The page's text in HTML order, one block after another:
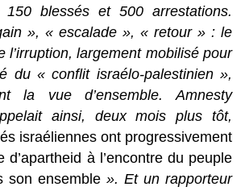
blessés et 500 arrestations.
», « escalade », « retour » : le
l’irruption, largement mobilisé pour
du « conflit israélo-palestinien »,
la vue d’ensemble. Amnesty
ainsi, deux mois plus tôt,
israéliennes ont progressivement
d’apartheid à l’encontre du peuple
son ensemble ». Et un rapporteur